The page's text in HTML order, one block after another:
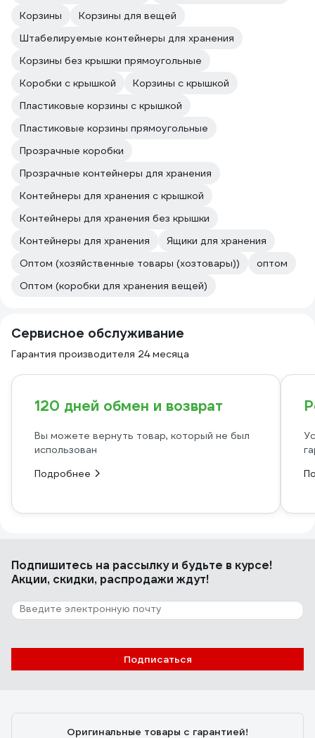
Корзины
Корзины для вещей
Штабелируемые контейнеры для хранения
Корзины без крышки прямоугольные
Коробки с крышкой
Корзины с крышкой
Пластиковые корзины с крышкой
Пластиковые корзины прямоугольные
Прозрачные коробки
Прозрачные контейнеры для хранения
Контейнеры для хранения с крышкой
Контейнеры для хранения без крышки
Контейнеры для хранения
Ящики для хранения
Оптом (хозяйственные товары (хозтовары))
оптом
Оптом (коробки для хранения вещей)
Сервисное обслуживание
Гарантия производителя 24 месяца
120 дней обмен и возврат
Вы можете вернуть товар, который не был
использован
Подробнее
Подпишитесь на рассылкуи будьте в курсе!
Акции, скидки, распродажи ждут!
Подписаться
Оригинальные товары с гарантией!